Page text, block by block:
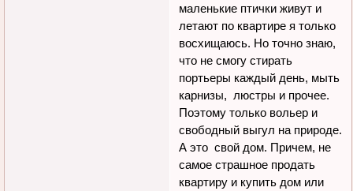
маленькие птички живут и
летают по квартире я только
восхищаюсь. Но точно знаю,
что не смогу стирать
портьеры каждый день, мыть
карнизы, люстры и прочее.
Поэтому только вольер и
свободный выгул на природе.
А это свой дом. Причем, не
самое страшное продать
квартиру и купить дом или